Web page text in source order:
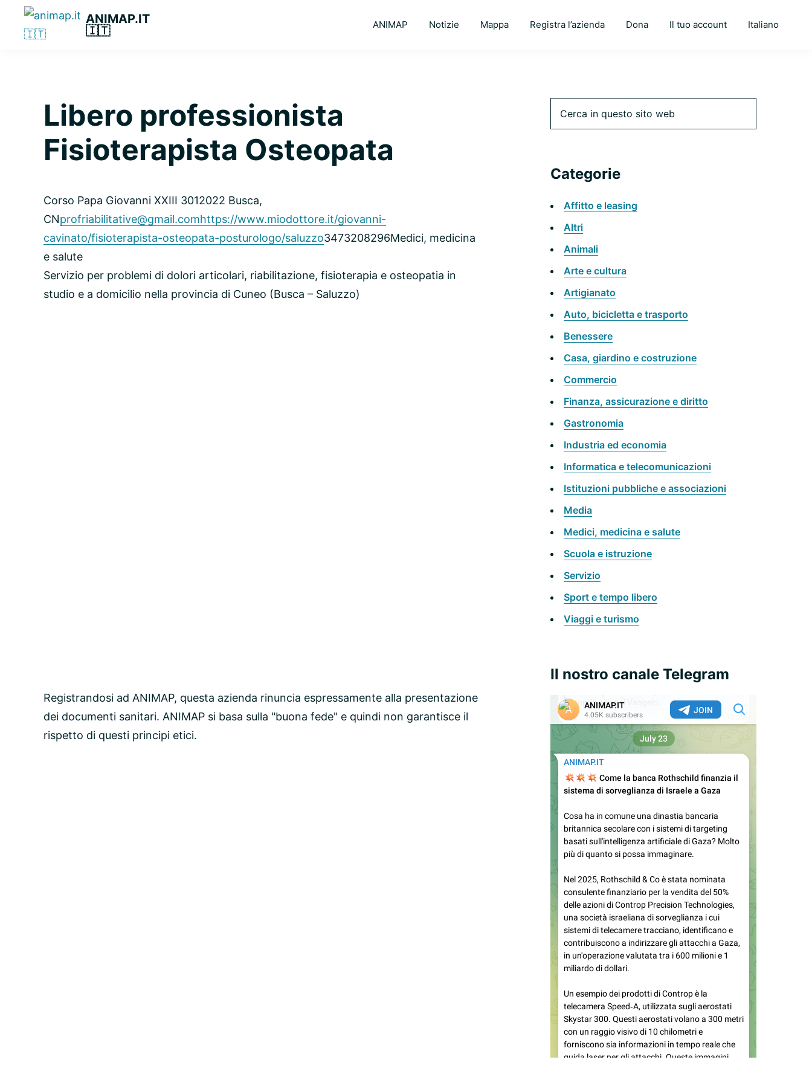
Passa
Passa
Passa
ANIMAP.IT
🇮🇹
ANIMAP Notizie Mappa Registra l’azienda Dona Il tuo account Italiano
Libero professionista
Fisioterapista Osteopata
Corso Papa Giovanni XXIII 3012022 Busca,
CNprofriabilitative@gmail.comhttps://www.miodottore.it/giovanni-
cavinato/fisioterapista-osteopata-posturologo/saluzzo3473208296Medici, medicina
e salute
Servizio per problemi di dolori articolari, riabilitazione, fisioterapia e osteopatia in
studio e a domicilio nella provincia di Cuneo (Busca – Saluzzo)
Registrandosi ad ANIMAP, questa azienda rinuncia espressamente alla presentazione
dei documenti sanitari. ANIMAP si basa sulla "buona fede" e quindi non garantisce il
rispetto di questi principi etici.
Barra
primaria
Categorie
Affitto e leasing
Altri
Animali
Arte e cultura
Artigianato
Auto, bicicletta e trasporto
Benessere
Casa, giardino e costruzione
Commercio
Finanza, assicurazione e diritto
Gastronomia
Industria ed economia
Informatica e telecomunicazioni
Istituzioni pubbliche e associazioni
Media
Medici, medicina e salute
Scuola e istruzione
Servizio
Sport e tempo libero
Viaggi e turismo
Il nostro canale Telegram